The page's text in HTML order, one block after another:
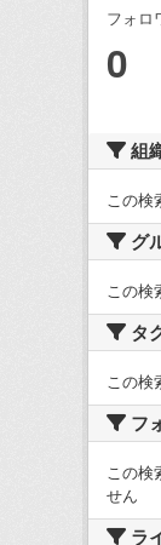
フォロ
0
組
この検
グ
この検
タ
この検
フ
この検
せん
ラ